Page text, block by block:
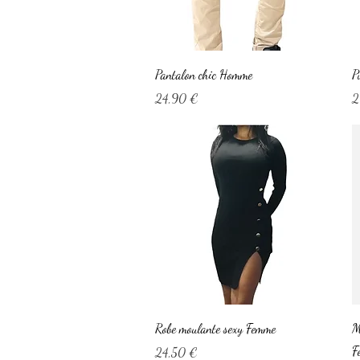
Aperçu rapide
Pantalon chic Homme
Prix
24,90 €
Aperçu rapide
Robe moulante sexy Femme
Prix
24,50 €